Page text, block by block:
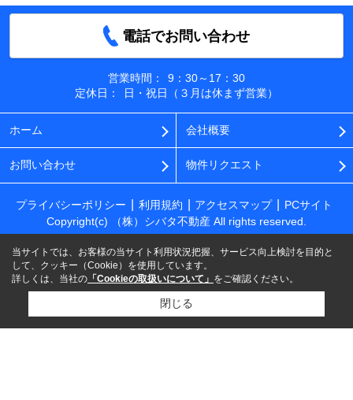
電話でお問い合わせ
営業時間：
9：30～17：30
定休日：
日・祝日（３月は休まず営業）
ホーム 会社概要
お問い合わせ 物件リクエスト
プライバシーポリシー 利用規約 アクセスマップ
PCサイト
Copyright(c) （株）シバタ不動産 All rights reserved.
当サイトでは、お客様の当サイト利用状況把握、サービス向上検討を目的と
して、クッキー（Cookie）を使用しています。
詳しくは、当社の 「Cookieの取扱いについて」 をご確認ください。
閉じる